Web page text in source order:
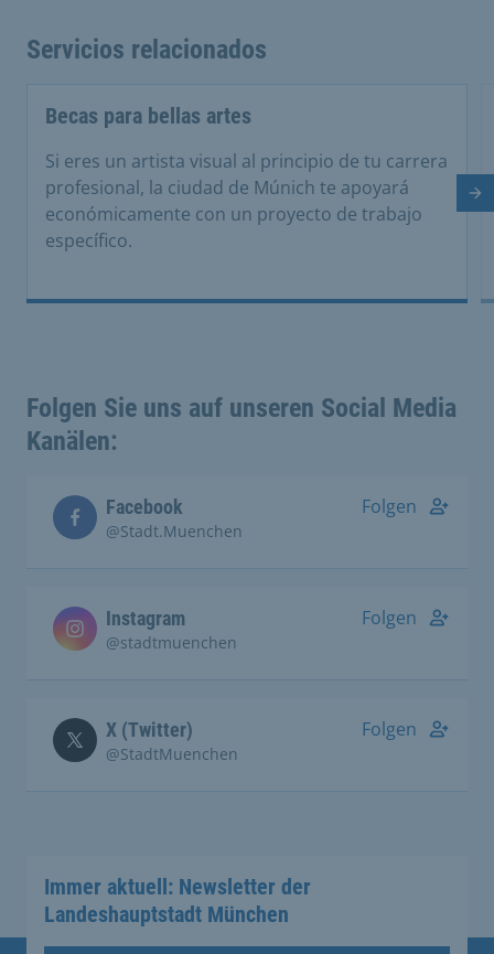
Servicios relacionados
Becas para bellas artes
Si eres un artista visual al principio de tu carrera
profesional, la ciudad de Múnich te apoyará
económicamente con un proyecto de trabajo
específico.
Folgen Sie uns auf unseren Social Media
Kanälen:
Facebook
@Stadt.Muenchen
Folgen
Instagram
@stadtmuenchen
Folgen
X (Twitter)
@StadtMuenchen
Folgen
Immer aktuell: Newsletter der
Landeshauptstadt München